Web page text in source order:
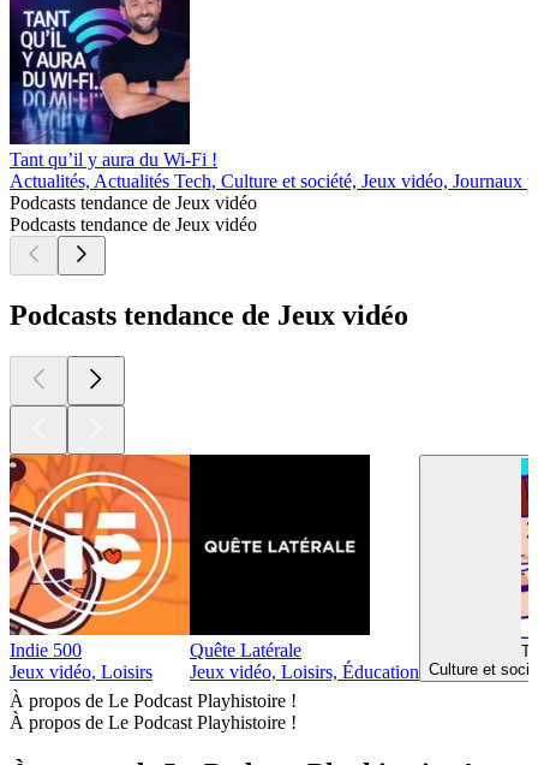
Tant qu’il y aura du Wi-Fi !
Actualités, Actualités Tech, Culture et société, Jeux vidéo, Journaux
Podcasts tendance de Jeux vidéo
Podcasts tendance de Jeux vidéo
Podcasts tendance de Jeux vidéo
Indie 500
Jeux vidéo, Loisirs
Quête Latérale
Jeux vidéo, Loisirs, Éducation Culture et
À propos de Le Podcast Playhistoire !
À propos de Le Podcast Playhistoire !